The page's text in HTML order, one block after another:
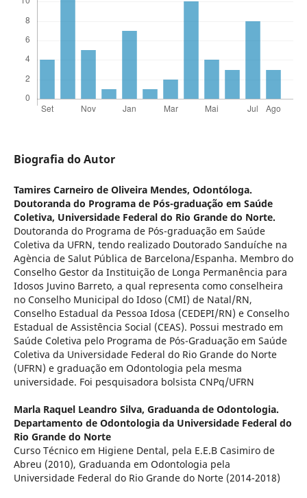
Biografia do Autor
Tamires Carneiro de Oliveira Mendes, Odontóloga.
Doutoranda do Programa de Pós-graduação em Saúde
Coletiva, Universidade Federal do Rio Grande do Norte.
Doutoranda do Programa de Pós-graduação em Saúde
Coletiva da UFRN, tendo realizado Doutorado Sanduíche na
Agència de Salut Pública de Barcelona/Espanha. Membro do
Conselho Gestor da Instituição de Longa Permanência para
Idosos Juvino Barreto, a qual representa como conselheira
no Conselho Municipal do Idoso (CMI) de Natal/RN,
Conselho Estadual da Pessoa Idosa (CEDEPI/RN) e Conselho
Estadual de Assistência Social (CEAS). Possui mestrado em
Saúde Coletiva pelo Programa de Pós-Graduação em Saúde
Coletiva da Universidade Federal do Rio Grande do Norte
(UFRN) e graduação em Odontologia pela mesma
universidade. Foi pesquisadora bolsista CNPq/UFRN
Marla Raquel Leandro Silva, Graduanda de Odontologia.
Departamento de Odontologia da Universidade Federal do
Rio Grande do Norte
Curso Técnico em Higiene Dental, pela E.E.B Casimiro de
Abreu (2010), Graduanda em Odontologia pela
Universidade Federal do Rio Grande do Norte (2014-2018)